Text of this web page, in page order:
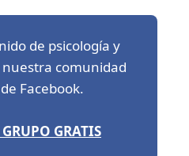
de psicología y
comunidad
Facebook.
GRATIS